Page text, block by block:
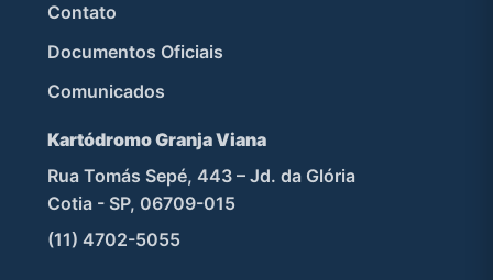
Contato
Documentos Oficiais
Comunicados
Kartódromo Granja Viana
Rua Tomás Sepé, 443 – Jd. da Glória
Cotia - SP, 06709-015
(11) 4702-5055